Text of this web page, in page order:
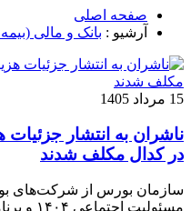
صفحه اصلی
آرشیو : بانک و مالی
15 مرداد 1405
ناشران به انتشار
در کدال مکلف شدند
سازمان بورس از شرکت‌های
مسئولیت اجتماعی ۱۴۰۴ و برنامه ۱۴۰۵ را منتشر کنند.